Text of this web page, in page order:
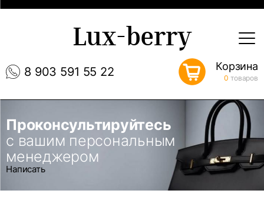
8 903 591 55 22
Lux-berry
Корзина
0 товаров
Проконсультируйтесь
с вашим персональным
менеджером
Написать